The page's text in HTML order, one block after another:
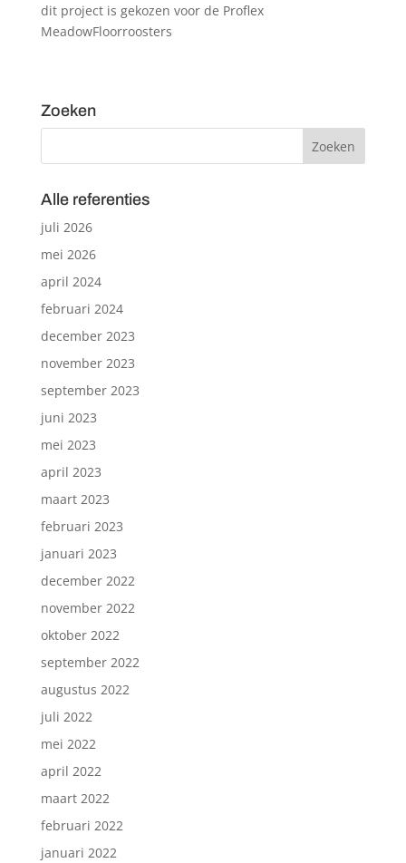
dit project is gekozen voor de Proflex
MeadowFloorroosters
Zoeken
Alle referenties
juli 2026
mei 2026
april 2024
februari 2024
december 2023
november 2023
september 2023
juni 2023
mei 2023
april 2023
maart 2023
februari 2023
januari 2023
december 2022
november 2022
oktober 2022
september 2022
augustus 2022
juli 2022
mei 2022
april 2022
maart 2022
februari 2022
januari 2022